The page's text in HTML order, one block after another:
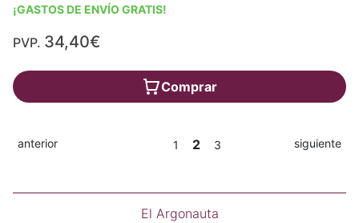
¡GASTOS DE ENVÍO GRATIS!
PVP. 34,40€
Comprar
anterior 1 2 3 siguiente
El Argonauta